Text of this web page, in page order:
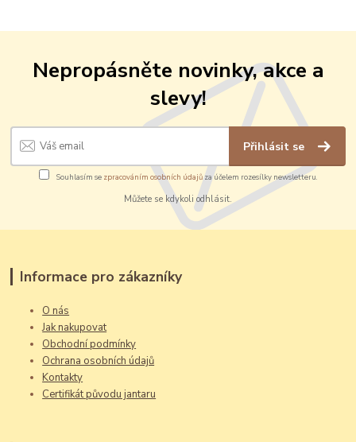
Nepropásněte novinky, akce a
slevy!
Přihlásit se
Souhlasím se zpracováním osobních údajůza účelem rozesílky newsletteru.
Můžete se kdykoli odhlásit.
Informace pro zákazníky
O nás
Jak nakupovat
Obchodní podmínky
Ochrana osobních údajů
Kontakty
Certifikát původu jantaru